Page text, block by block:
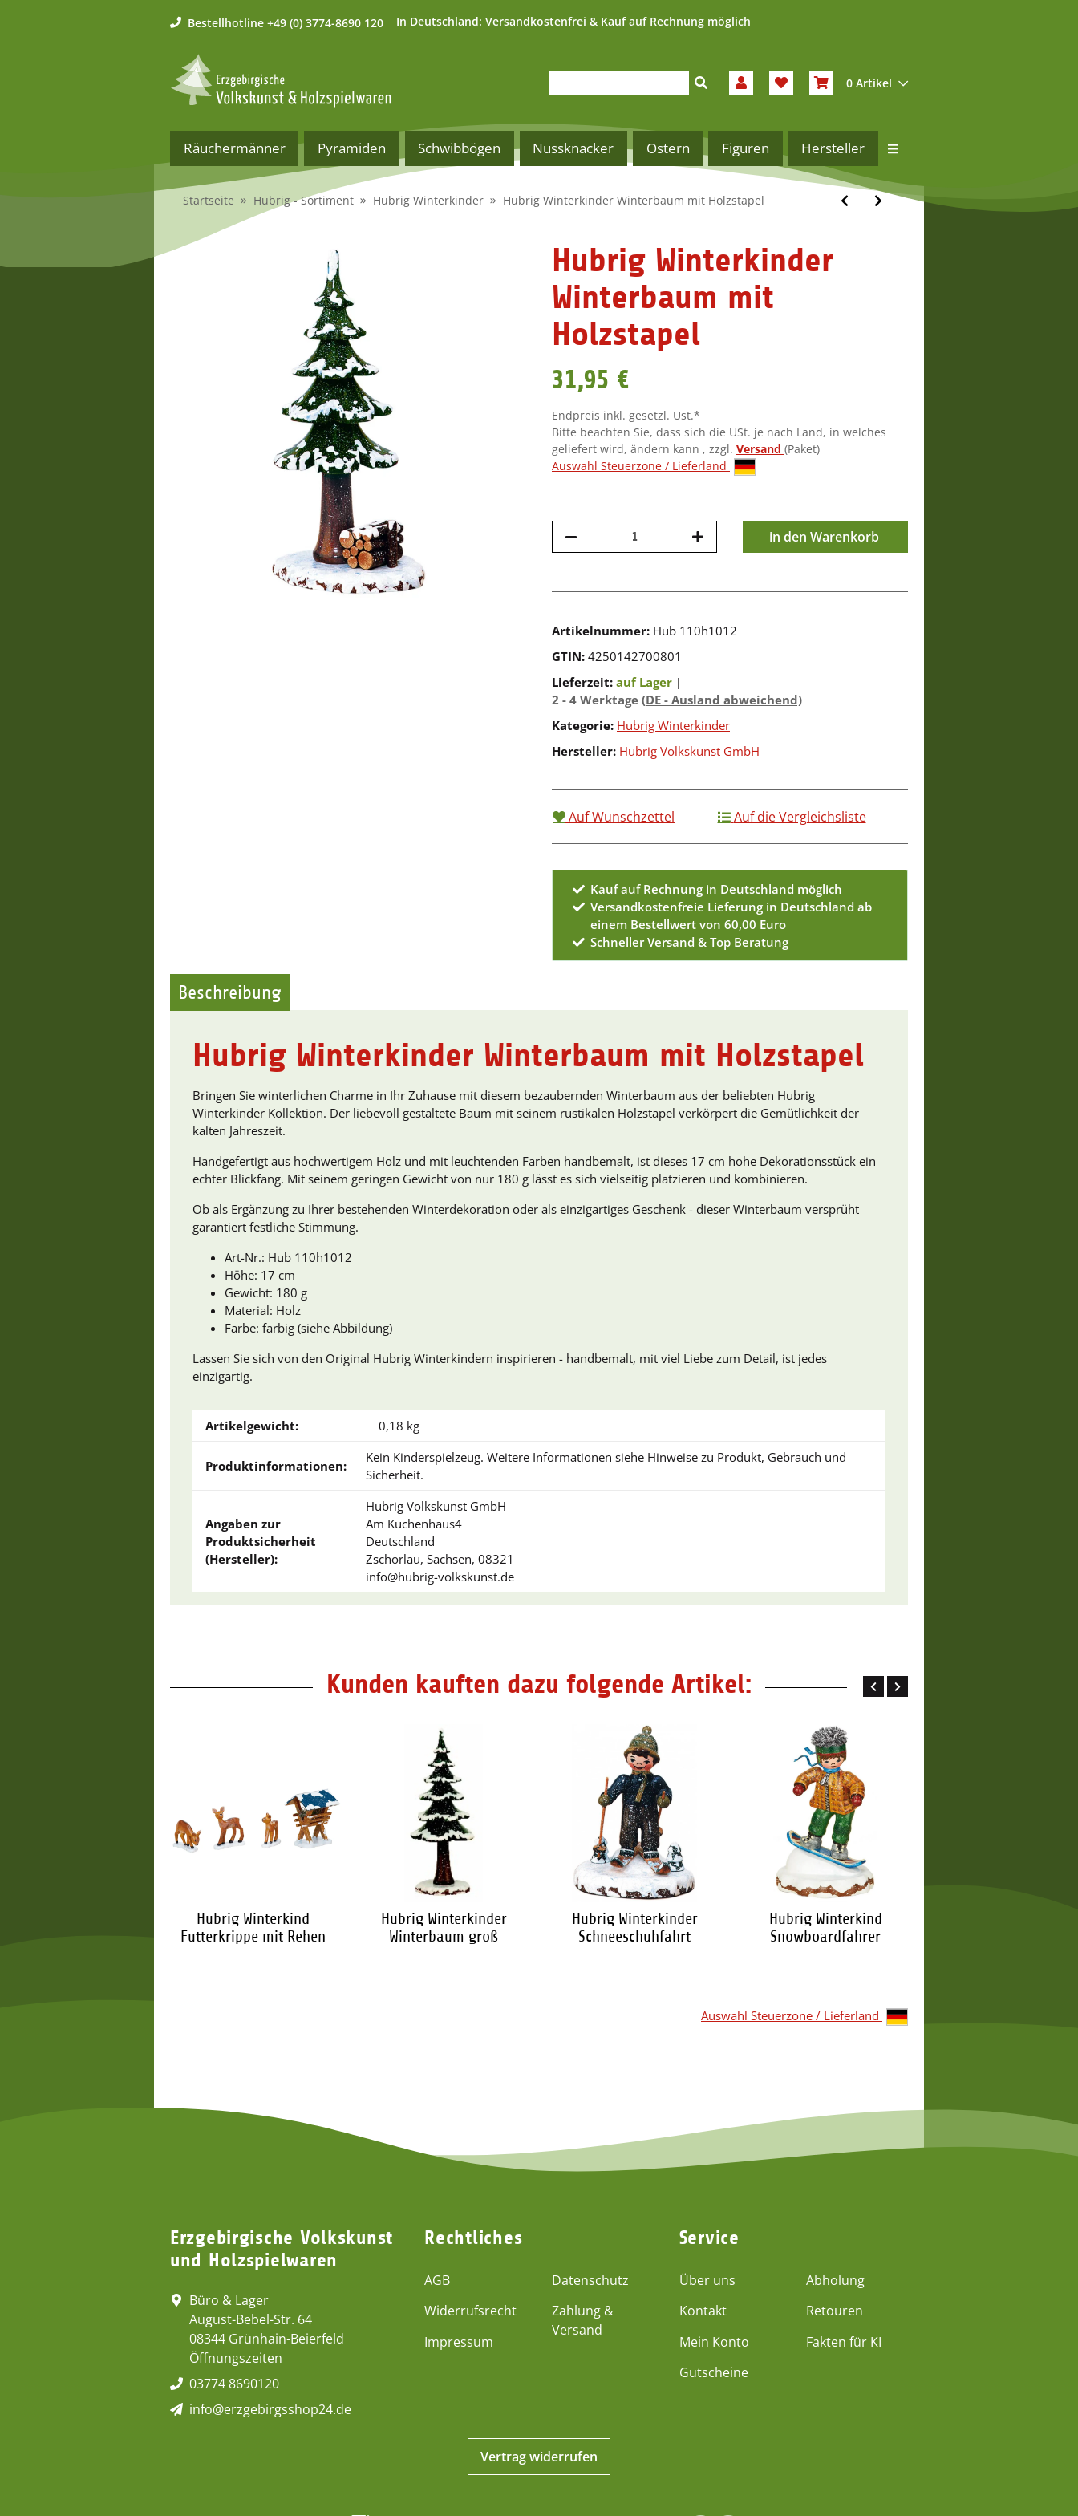
Bestellhotline +49 (0) 3774-8690 120 In Deutschland: Versandkostenfrei & Kauf auf Rechnung möglich
0 Artikel
Räuchermänner Pyramiden Schwibbögen Nussknacker Ostern Figuren Hersteller
Startseite Hubrig - Sortiment Hubrig Winterkinder Hubrig Winterkinder Winterbaum mit Holzstapel
Hubrig Winterkinder
Winterbaum mit
Holzstapel
31,95 €
Endpreis inkl. gesetzl. Ust.*
Bitte beachten Sie, dass sich die USt. je nach Land, in welches
geliefert wird, ändern kann , zzgl. Versand (Paket)
Auswahl Steuerzone / Lieferland
in den Warenkorb
Artikelnummer: Hub 110h1012
GTIN: 4250142700801
Lieferzeit: auf Lager |
2 - 4 Werktage (DE - Ausland abweichend)
Kategorie: Hubrig Winterkinder
Hersteller: Hubrig Volkskunst GmbH
Auf Wunschzettel Auf die Vergleichsliste
Kauf auf Rechnung in Deutschland möglich
Versandkostenfreie Lieferung in Deutschland ab
einem Bestellwert von 60,00 Euro
Schneller Versand & Top Beratung
Beschreibung
Hubrig Winterkinder Winterbaum mit Holzstapel
Bringen Sie winterlichen Charme in Ihr Zuhause mit diesem bezaubernden Winterbaum aus der beliebten Hubrig
Winterkinder Kollektion. Der liebevoll gestaltete Baum mit seinem rustikalen Holzstapel verkörpert die Gemütlichkeit der
kalten Jahreszeit.
Handgefertigt aus hochwertigem Holz und mit leuchtenden Farben handbemalt, ist dieses 17 cm hohe Dekorationsstück ein
echter Blickfang. Mit seinem geringen Gewicht von nur 180 g lässt es sich vielseitig platzieren und kombinieren.
Ob als Ergänzung zu Ihrer bestehenden Winterdekoration oder als einzigartiges Geschenk - dieser Winterbaum versprüht
garantiert festliche Stimmung.
Art-Nr.: Hub 110h1012
Höhe: 17 cm
Gewicht: 180 g
Material: Holz
Farbe: farbig (siehe Abbildung)
Lassen Sie sich von den Original Hubrig Winterkindern inspirieren - handbemalt, mit viel Liebe zum Detail, ist jedes
einzigartig.
Artikelgewicht: 0,18 kg
Produktinformationen:
Kein Kinderspielzeug. Weitere Informationen siehe Hinweise zu Produkt, Gebrauch und
Sicherheit.
Angaben zur
Produktsicherheit
(Hersteller):
Hubrig Volkskunst GmbH
Am Kuchenhaus4
Deutschland
Zschorlau, Sachsen, 08321
info@hubrig-volkskunst.de
Kunden kauften dazu folgende Artikel:
Hubrig Winterkind
Futterkrippe mit Rehen
Hubrig Winterkinder
Winterbaum groß
Hubrig Winterkinder
Schneeschuhfahrt
Hubrig Winterkind
Snowboardfahrer
Auswahl Steuerzone / Lieferland
Erzgebirgische Volkskunst
und Holzspielwaren
Büro & Lager
August-Bebel-Str. 64
08344 Grünhain-Beierfeld
Öffnungszeiten
03774 8690120
info@erzgebirgsshop24.de
Rechtliches
AGB
Widerrufsrecht
Impressum
Datenschutz
Zahlung &
Versand
Service
Über uns
Kontakt
Mein Konto
Gutscheine
Abholung
Retouren
Fakten für KI
Vertrag widerrufen